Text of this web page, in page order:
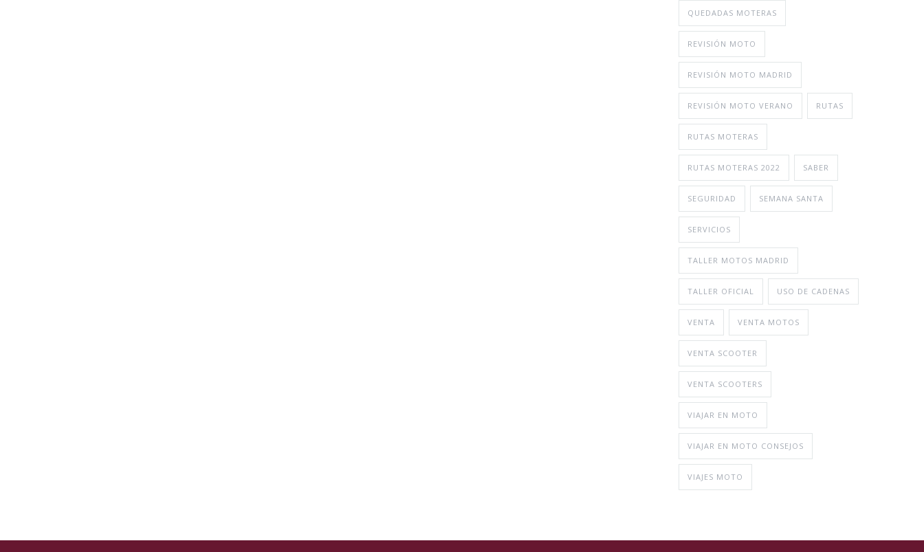
QUEDADAS MOTERAS
REVISIÓN MOTO
REVISIÓN MOTO MADRID
REVISIÓN MOTO VERANO RUTAS
RUTAS MOTERAS
RUTAS MOTERAS 2022 SABER
SEGURIDAD SEMANA SANTA
SERVICIOS
TALLER MOTOS MADRID
TALLER OFICIAL USO DE CADENAS
VENTA VENTA MOTOS
VENTA SCOOTER
VENTA SCOOTERS
VIAJAR EN MOTO
VIAJAR EN MOTO CONSEJOS
VIAJES MOTO